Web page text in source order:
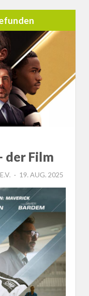
der Film
POSTED
19. AUG. 2025